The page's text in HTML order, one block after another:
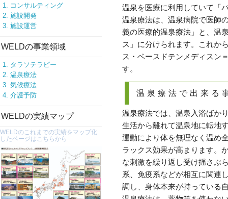
コンサルティング
施設開発
施設運営
WELDの事業領域
タラソテラピー
温泉療法
気候療法
介護予防
WELDの実績マップ
WELDのこれまでの実績をマップ化
したページはこちらから
温泉を医療に利用していて「
温泉療法は、温泉病院で医師
義の医療的温泉療法」と、温
ス」に分けられます。これか
ス・ベースドテンメディスン
す。
温泉療法で出来る
温泉療法では、温泉入浴ばか
生活から離れて温泉地に転地
運動により体を無理なく温め
ラックス効果が高まります。
な刺激を繰り返し受け揺さぶ
系、免疫系などが相互に関連
調し、身体本来が持っている